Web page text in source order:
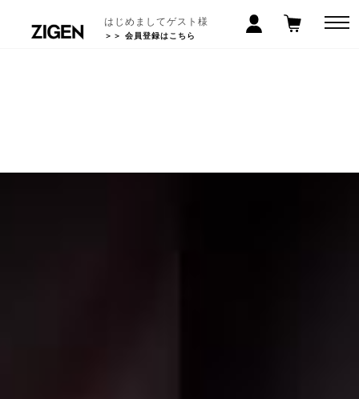
はじめましてゲスト様
＞＞ 会員登録はこちら